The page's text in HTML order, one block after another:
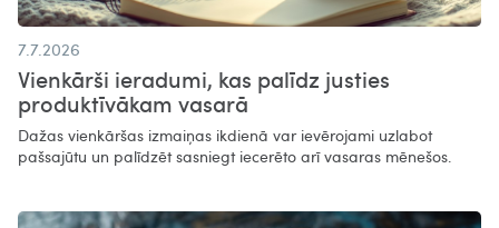
7.7.2026
Vienkārši ieradumi, kas palīdz justies
produktīvākam vasarā​
Dažas vienkāršas izmaiņas ikdienā var ievērojami uzlabot
pašsajūtu un palīdzēt sasniegt iecerēto arī vasaras mēnešos.